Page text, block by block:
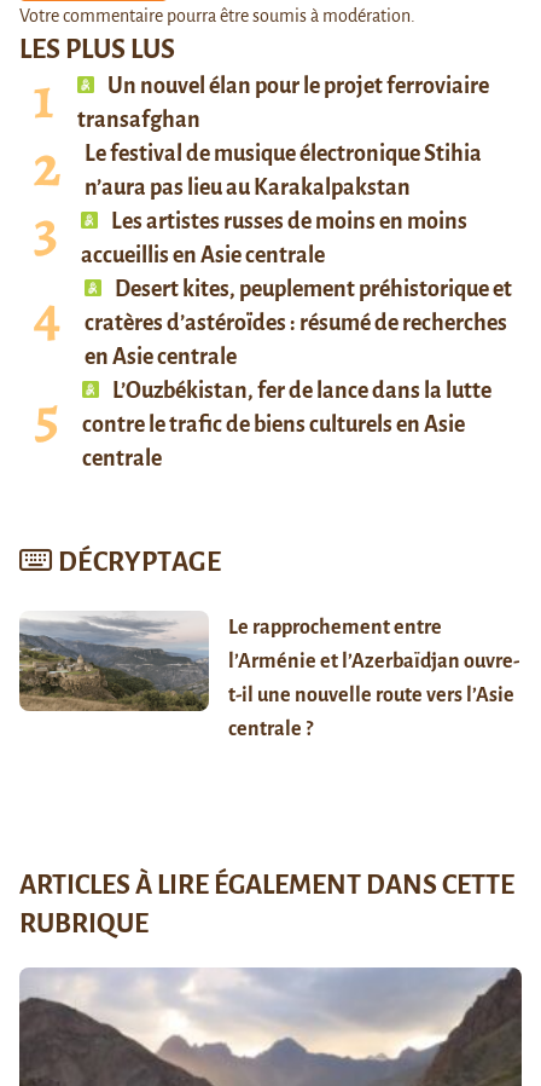
LES PLUS LUS
Un nouvel élan pour le projet ferroviaire
transafghan
Le festival de musique électronique Stihia
n’aura pas lieu au Karakalpakstan
Les artistes russes de moins en moins
accueillis en Asie centrale
Desert kites, peuplement préhistorique et
cratères d’astéroïdes : résumé de recherches
en Asie centrale
L’Ouzbékistan, fer de lance dans la lutte
contre le trafic de biens culturels en Asie
centrale
DÉCRYPTAGE
Le rapprochement entre
l’Arménie et l’Azerbaïdjan ouvre-
t-il une nouvelle route vers l’Asie
centrale ?
Votre commentaire pourra être soumis à modération.
ARTICLES À LIRE ÉGALEMENT DANS CETTE
RUBRIQUE